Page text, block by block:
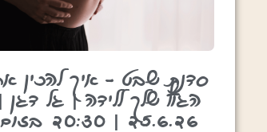
סדנת שבט – איך להכין
הגוף שלך ללידה | גל דגן |
25.6.26 | 20:30 בזום